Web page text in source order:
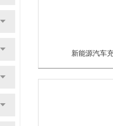
新能源汽车